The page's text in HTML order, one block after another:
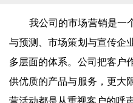
我公司的市场营销是一
与预测、市场策划与宣传企
多层面的体系。公司把客户
供优质的产品与服务，更大
营活动都是从重视客户的呼